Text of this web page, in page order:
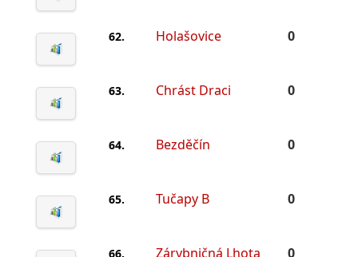
62. Holašovice 0
63. Chrást Draci 0
64. Bezděčín 0
65. Tučapy B 0
66. Zárybničná Lhota 0